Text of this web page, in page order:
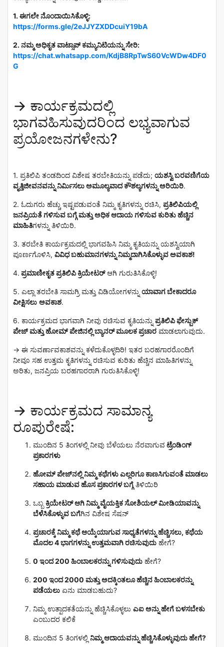
1. ಈಗಲೇ ನೊಂದಾಯಿಸಿಕೊಳ್ಳಿ:
https://forms.gle/2eJJYZXDDcuiY19bA
2. ನಮ್ಮ ಅಧಿಕೃತ ವಾಟ್ಸಾಪ್ ಕಮ್ಯುನಿಟಿಯನ್ನು ಸೇರಿ:
https://chat.whatsapp.com/KdjB8RpTwS60VcWDw4DF0
G
→ ಕಾರ್ಯಕ್ರಮದಲ್ಲಿ
ಭಾಗವಹಿಸುವುದರಿಂದ ಲಭ್ಯವಾಗುವ
ಪ್ರಯೋಜನಗಳೇನು?
1. ಪ್ರತಿಲಿಪಿ ತಂಡದಿಂದ ವಿಶೇಷ ತರಬೇತಿಯನ್ನು ಪಡೆದು; ಯಶಸ್ವಿ ಬರವಣಿಗೆಯ
ವೃತ್ತಿಜೀವನವನ್ನು ನಿರ್ಮಿಸಲು ಅಮೂಲ್ಯವಾದ ಕೌಶಲ್ಯಗಳನ್ನು ಅರಿಯಿರಿ.
2. ಓದುಗರು ಹೆಚ್ಚು ಇಷ್ಟಪಡುವಂತೆ ನಿಮ್ಮ ಕೃತಿಗಳನ್ನು ರಚಿಸಿ, ಪ್ರತಿಲಿಪಿಯಲ್ಲಿ
ಜನಪ್ರಿಯತೆ ಗಳಿಸುವ ಬಗ್ಗೆ ಮತ್ತು ಅಧಿಕ ಆದಾಯ ಗಳಿಸುವ ಕುರಿತು ಹೆಚ್ಚಿನ
ಮಾಹಿತಿಗಳನ್ನು ತಿಳಿಯಿರಿ.
3. ತರಬೇತಿ ಕಾರ್ಯಕ್ರಮದಲ್ಲಿ ಭಾಗವಹಿಸಿ ನಿಮ್ಮ ಕೃತಿಯನ್ನು ಯಶಸ್ವಿಯಾಗಿ
ಪೂರ್ಣಗೊಳಿಸಿ, ವಿವಿಧ ಬಹುಮಾನಗಳನ್ನು ನಿಮ್ಮದಾಗಿಸಿಕೊಳ್ಳುವ ಅವಕಾಶ!
4. ಪ್ರಮಾಣೀಕೃತ ಪ್ರತಿಲಿಪಿ ಕ್ರಿಯೇಟರ್ಆಗಿ ಗುರುತಿಸಿಕೊಳ್ಳಿ!
5. ಎಲ್ಲಾ ತರಬೇತಿ ಸಾಮಗ್ರಿ ಮತ್ತು ವಿಡಿಯೋಗಳನ್ನು ಯಾವಾಗ ಬೇಕಾದರೂ
ವೀಕ್ಷಿಸಲು ಅವಕಾಶ.
6. ಕಾರ್ಯಕ್ರಮದ ಭಾಗವಾಗಿ ನೀವು ರಚಿಸುವ ಕೃತಿಯನ್ನು ಪ್ರತಿಲಿಪಿ ಫೇಸ್ಬುಕ್
ಪೇಜ್ ಮತ್ತು ಹೋಮ್ ಪೇಜಿನಲ್ಲಿ ಬ್ಯಾನರ್ ಮೂಲಕ ಪ್ರಚಾರ ಮಾಡಲಾಗುವುದು.
→ ಈ ಸುವರ್ಣಾವಕಾಶವನ್ನು ಕಳೆದುಕೊಳ್ಳದಿರಿ! ಇತರ ಬರಹಗಾರರೊಂದಿಗೆ
ನೀವೂ ಸಹ ಉತ್ತಮ ಕೃತಿಗಳನ್ನು ರಚಿಸುವ ಕುರಿತು ಹೆಚ್ಚಿನ ಮಾಹಿತಿಗಳನ್ನು
ಅರಿತು, ಜನಪ್ರಿಯ ಬರಹಗಾರರಾಗಿ ಗುರುತಿಸಿಕೊಳ್ಳಿ!
→ ಕಾರ್ಯಕ್ರಮದ ಸಾಮಾನ್ಯ
ರೂಪುರೇಷೆ:
ಮುಂದಿನ 5 ತಿಂಗಳಲ್ಲಿ ನೀವು ಬೆಳೆಯಲು ನೆರವಾಗುವ ಟ್ರೆಂಡಿಂಗ್
ಪ್ರಕಾರಗಳು
ಹೋಮ್ ಪೇಜ್‌ನಲ್ಲಿ ನಿಮ್ಮ ಕಥೆಗಳು ಎಲ್ಲರಿಗೂ ಕಾಣಸಿಗುವಂತೆ ಮಾಡಲು
ಸಹಾಯ ಮಾಡುವ ಹೊಸ ಪ್ರಕಾರಗಳ ಬಗ್ಗೆ ತಿಳಿಯಿರಿ
ಒಬ್ಬ ಕ್ರಿಯೇಟರ್ ಆಗಿ ನಿಮ್ಮ ವೈಯಕ್ತಿಕ ಸೋಶಿಯಲ್ ಮೀಡಿಯಾವನ್ನು
ಬೆಳೆಸಿಕೊಳ್ಳುವ ಬಗೆಗಿನ ವಿಶೇಷ ಸೆಷನ್
ಪ್ರಚಾರಕ್ಕೆ ನಿಮ್ಮ ಕಥೆ ಆಯ್ಕೆಯಾಗುವ ಸಾಧ್ಯತೆಗಳನ್ನು ಹೆಚ್ಚಿಸಲು, ಕಥೆಯ
ಮೊದಲ 4 ಭಾಗಗಳನ್ನು ಉತ್ತಮವಾಗಿ ರಚಿಸುವುದು ಹೇಗೆ?
0 ಇಂದ 200 ಹಿಂಬಾಲಕರನ್ನು ಗಳಿಸುವುದು ಹೇಗೆ?
200 ಇಂದ 2000 ಮತ್ತು ಅದಕ್ಕಿಂತಲೂ ಹೆಚ್ಚಿನ ಹಿಂಬಾಲಕರನ್ನು
ಪಡೆಯಲು ಏನು ಮಾಡಬಹುದು?
ನಿಮ್ಮ ಉತ್ಪಾದಕತೆಯನ್ನು ಹೆಚ್ಚಿಸಿಕೊಳ್ಳಲು ಎಐ ಅನ್ನು ಹೇಗೆ ಬಳಸಬೇಕು
ಎಂಬುದರ ಕಲಿಕೆ
ಮುಂದಿನ 5 ತಿಂಗಳಲ್ಲಿ ನಿಮ್ಮ ಆದಾಯವನ್ನು ಹೆಚ್ಚಿಸಿಕೊಳ್ಳುವುದು ಹೇಗೆ?